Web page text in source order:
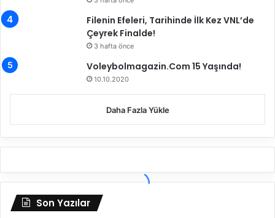
h
r
e
k
t
t
y
g
a
a
c
a
k
k
r
a
Filenin Efeleri, Tarihinde İlk Kez VNL’de
Çeyrek Finalde!
3 hafta önce
Voleybolmagazin.Com 15 Yaşında!
10.10.2020
Daha Fazla Yükle
Son Yazılar